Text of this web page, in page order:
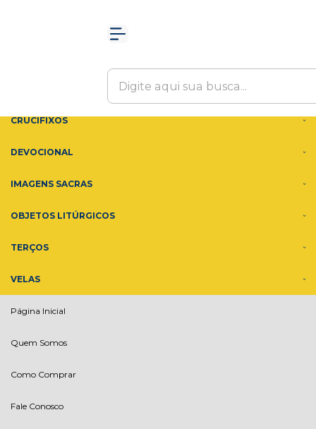
CRUCIFIXOS
DEVOCIONAL
IMAGENS SACRAS
OBJETOS LITÚRGICOS
TERÇOS
VELAS
Página Inicial
Quem Somos
Como Comprar
Fale Conosco